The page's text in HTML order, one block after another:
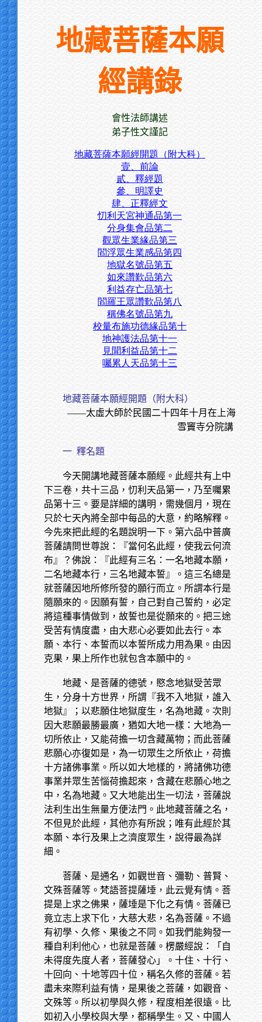
地藏菩薩本願
經講錄
會性法師講述
弟子性文謹記
地藏菩薩本願經開題（附大科）
壹、前論
貳、釋經題
參、明譯史
肆、正釋經文
忉利天宮神通品第一
分身集會品第二
觀眾生業緣品第三
閻浮眾生業感品第四
地獄名號品第五
如來讚歎品第六
利益存亡品第七
閻羅王眾讚歎品第八
稱佛名號品第九
校量布施功德緣品第十
地神護法品第十一
見聞利益品第十二
囑累人天品第十三
地藏菩薩本願經開題（附大科）
——太虛大師於民國二十四年十月在上海
雪竇寺分院講
一 釋名題
今天開講地藏菩薩本願經。此經共有上中
下三卷，共十三品，忉利天品第一，乃至囑累
品第十三。要是詳細的講明，需幾個月，現在
只於七天內將全部中每品的大意，約略解釋。
今先來把此經的名題說明一下。第六品中普廣
菩薩請問世尊說：『當何名此經，使我云何流
布』？佛說：『此經有三名：一名地藏本願，
二名地藏本行，三名地藏本誓』。這三名總是
就菩薩因地所修所發的願行而立。所謂本行是
隨願來的。因願有誓，自己對自己誓約，必定
將這種事情做到，故誓也是從願來的。把三途
受苦有情度盡，由大悲心必要如此去行。本
願、本行、本誓而以本誓所成力用為果。由因
克果，果上所作也就包含本願中的。
地藏、是菩薩的德號，愍念地獄受苦眾
生，分身十方世界，所謂『我不入地獄，誰入
地獄』；以悲願住地獄度生，名為地藏。次則
因大悲願最勝最廣，猶如大地一樣：大地為一
切所依止，又能荷擔一切含藏萬物；而此菩薩
悲願心亦復如是，為一切眾生之所依止，荷擔
十方諸佛事業。所以如大地樣的，將諸佛功德
事業并眾生苦惱荷擔起來，含藏在悲願心地之
中，名為地藏。又大地能出生一切法，菩薩說
法利生出生無量方便法門。此地藏菩薩之名，
不但見於此經，其他亦有所說；唯有此經於其
本願、本行及果上之濟度眾生，說得最為詳
細。
菩薩、是通名，如觀世音、彌勒、普賢、
文殊菩薩等。梵語菩提薩埵，此云覺有情。菩
提是上求之佛果，薩埵是下化之有情。菩薩已
竟立志上求下化，大慈大悲，名為菩薩。不過
有初學、久修、果後之不同。如我們能夠發一
種自利利他心，也就是菩薩。楞嚴經說：「自
未得度先度人者，菩薩發心」。十住、十行、
十回向、十地等四十位，稱名久修的菩薩。若
盡未來際利益有情，是果後之菩薩，如觀音、
文殊等。所以初學與久修，程度相差很遠。比
如初入小學校與大學，都稱學生。又、中國人